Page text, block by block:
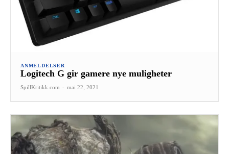
ANMELDELSER
Logitech G gir gamere nye muligheter
SpillKritikk.com - mai 22, 2021